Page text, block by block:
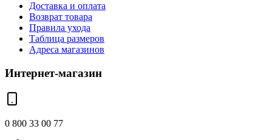
Доставка и оплата
Возврат товара
Правила ухода
Таблица размеров
Адреса магазинов
Интернет-магазин
0 800 33 00 77